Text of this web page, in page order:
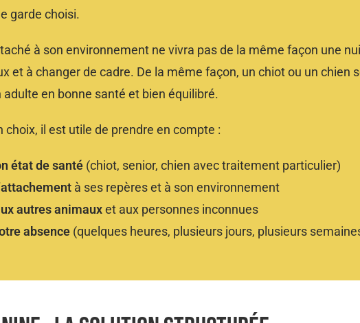
garde choisi.
à son environnement ne vivra pas de la même façon une
et à changer de cadre. De la même façon, un chiot ou un
adulte en bonne santé et bien équilibré.
choix, il est utile de prendre en compte :
état de santé (chiot, senior, chien avec traitement particulier)
à ses repères et à son environnement
autres animauxet aux personnes inconnues
absence (quelques heures, plusieurs jours, plusieurs